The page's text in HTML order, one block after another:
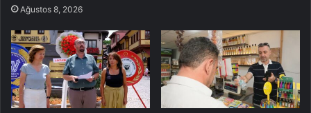
Ağustos 8, 2026